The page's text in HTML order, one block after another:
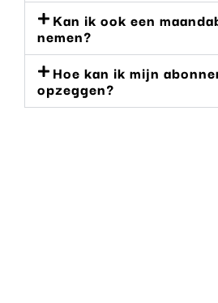
Kan ik ook een
nemen?
Hoe kan ik mijn
opzeggen?